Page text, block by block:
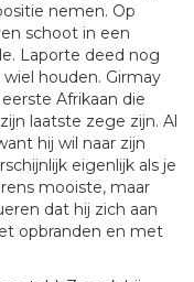
nemen. Op
schoot in een
Laporte deed nog
houden. Girmay
Afrikaan die
laatste zege zijn. Al
hij wil naar zijn
eigenlijk als je
mooiste, maar
dat hij zich aan
opbranden en met